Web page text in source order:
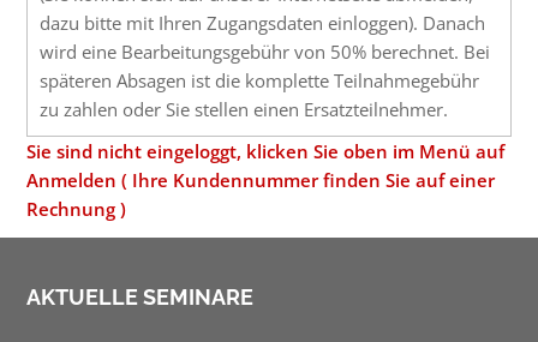
dazu bitte mit Ihren Zugangsdaten einloggen). Danach
wird eine Bearbeitungsgebühr von 50% berechnet. Bei
späteren Absagen ist die komplette Teilnahmegebühr
zu zahlen oder Sie stellen einen Ersatzteilnehmer.
Sie sind nicht eingeloggt, klicken Sie oben im Menü auf
Anmelden ( Ihre Kundennummer finden Sie auf einer
Rechnung )
AKTUELLE SEMINARE